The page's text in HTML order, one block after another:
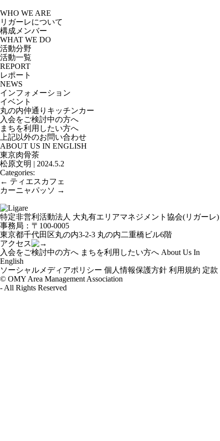
to
the
content
WHO WE ARE
リガーレについて
構成メンバー
WHAT WE DO
活動分野
活動一覧
REPORT
レポート
NEWS
インフォメーション
イベント
丸の内仲通りキッチンカー
入会をご検討中の方へ
まちを利用したい方へ
上記以外のお問い合わせ
ABOUT US IN ENGLISH
東京肉骨茶
松原文明 | 2024.5.2
Categories:
投
稿
ビ
ゲ
ー
シ
ョ
ン
← ティエスカフェ
カーニャパッソ →
特定非営利活動法人 大丸有エリアマネジメント協会(リガーレ)
事務局：〒100-0005
東京都千代田区丸の内3-2-3 丸の内二重橋ビル6階
アクセス
入会をご検討中の方へ まちを利用したい方へ About Us In
English
ソーシャルメディアポリシー 個人情報保護方針 利用規約 定款
© OMY Area Management Association
- All Rights Reserved